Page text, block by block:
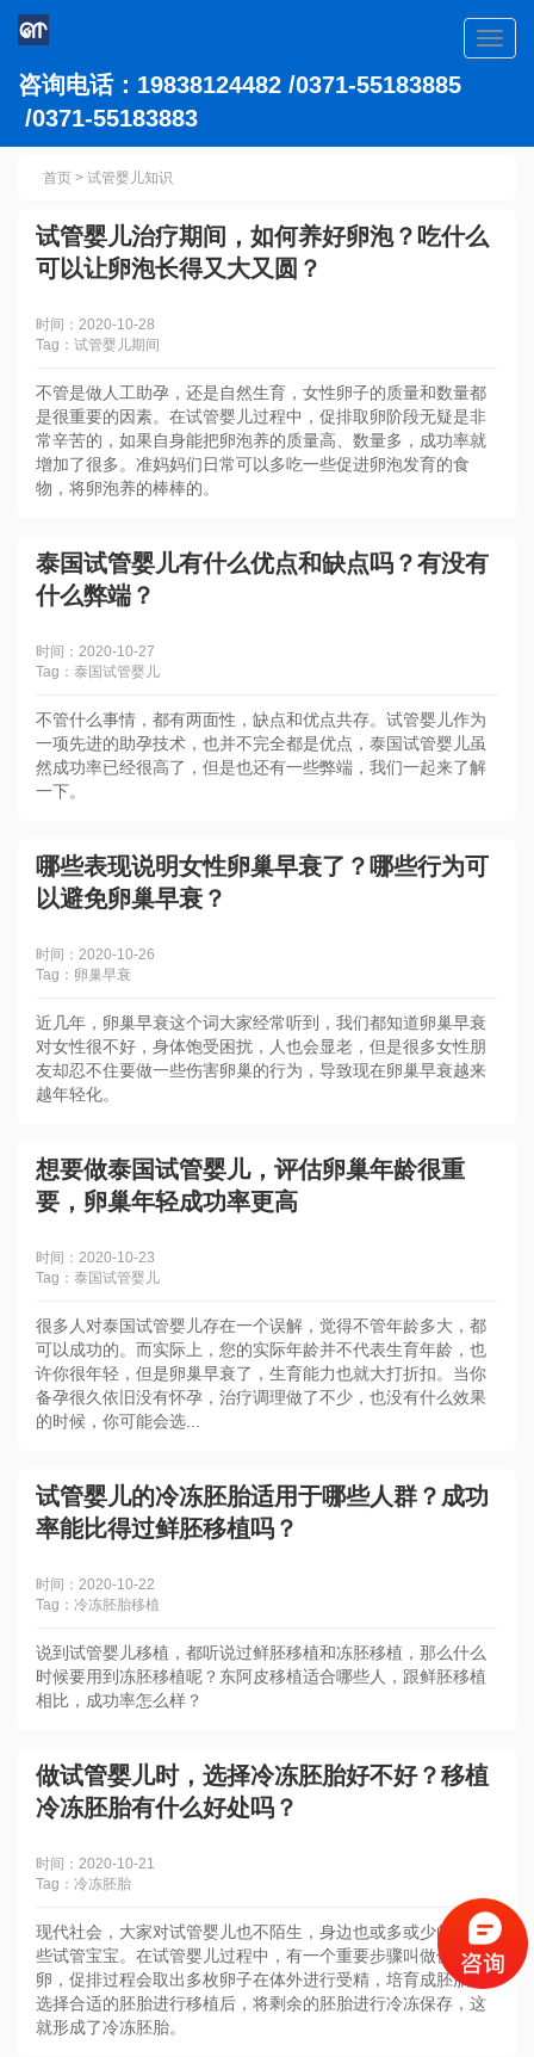
咨询电话：19838124482 /0371-55183885
/0371-55183883
首页 > 试管婴儿知识
试管婴儿治疗期间，如何养好卵泡？吃什么
可以让卵泡长得又大又圆？
时间：2020-10-28
Tag：试管婴儿期间
不管是做人工助孕，还是自然生育，女性卵子的质量和数量都
是很重要的因素。在试管婴儿过程中，促排取卵阶段无疑是非
常辛苦的，如果自身能把卵泡养的质量高、数量多，成功率就
增加了很多。准妈妈们日常可以多吃一些促进卵泡发育的食
物，将卵泡养的棒棒的。
泰国试管婴儿有什么优点和缺点吗？有没有
什么弊端？
时间：2020-10-27
Tag：泰国试管婴儿
​不管什么事情，都有两面性，缺点和优点共存。试管婴儿作为
一项先进的助孕技术，也并不完全都是优点，泰国试管婴儿虽
然成功率已经很高了，但是也还有一些弊端，我们一起来了解
一下。
哪些表现说明女性卵巢早衰了？哪些行为可
以避免卵巢早衰？
时间：2020-10-26
Tag：卵巢早衰
​近几年，卵巢早衰这个词大家经常听到，我们都知道卵巢早衰
对女性很不好，身体饱受困扰，人也会显老，但是很多女性朋
友却忍不住要做一些伤害卵巢的行为，导致现在卵巢早衰越来
越年轻化。
想要做泰国试管婴儿，评估卵巢年龄很重
要，卵巢年轻成功率更高
时间：2020-10-23
Tag：泰国试管婴儿
​很多人对泰国试管婴儿存在一个误解，觉得不管年龄多大，都
可以成功的。而实际上，您的实际年龄并不代表生育年龄，也
许你很年轻，但是卵巢早衰了，生育能力也就大打折扣。当你
备孕很久依旧没有怀孕，治疗调理做了不少，也没有什么效果
的时候，你可能会选...
试管婴儿的冷冻胚胎适用于哪些人群？成功
率能比得过鲜胚移植吗？
时间：2020-10-22
Tag：冷冻胚胎移植
说到试管婴儿移植，都听说过鲜胚移植和冻胚移植，那么什么
时候要用到冻胚移植呢？东阿皮移植适合哪些人，跟鲜胚移植
相比，成功率怎么样？
做试管婴儿时，选择冷冻胚胎好不好？移植
冷冻胚胎有什么好处吗？
时间：2020-10-21
Tag：冷冻胚胎
现代社会，大家对试管婴儿也不陌生，身边也或多或少的有一
些试管宝宝。在试管婴儿过程中，有一个重要步骤叫做促排
卵，促排过程会取出多枚卵子在体外进行受精，培育成胚胎，
选择合适的胚胎进行移植后，将剩余的胚胎进行冷冻保存，这
就形成了冷冻胚胎。